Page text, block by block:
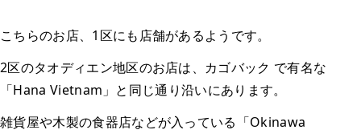
こちらのお店、1区にも店舗があるようです。
2区のタオディエン地区のお店は、カゴバック で有名な
「Hana Vietnam」と同じ通り沿いにあります。
雑貨屋や木製の食器店などが入っている「Okinawa